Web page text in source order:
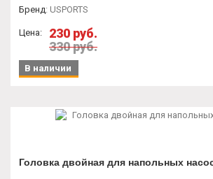
Бренд: USPORTS
Цена:
230 руб.
330 руб.
В наличии
Головка двойная для напольных